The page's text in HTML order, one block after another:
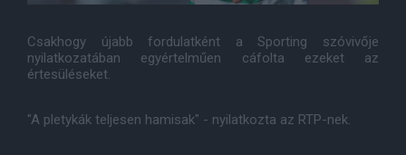
Csakhogy újabb fordulatként a Sporting szóvivője
nyilatkozatában egyértelműen cáfolta ezeket az
értesüléseket.
"A pletykák teljesen hamisak" - nyilatkozta az RTP-nek.